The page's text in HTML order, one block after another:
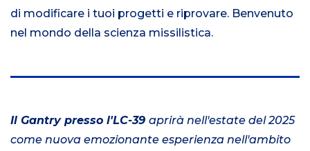
di modificare i tuoi progetti e riprovare. Benvenuto
nel mondo della scienza missilistica.
Il Gantry presso l'LC-39 aprirà nell'estate del 2025
come nuova emozionante esperienza nell'ambito